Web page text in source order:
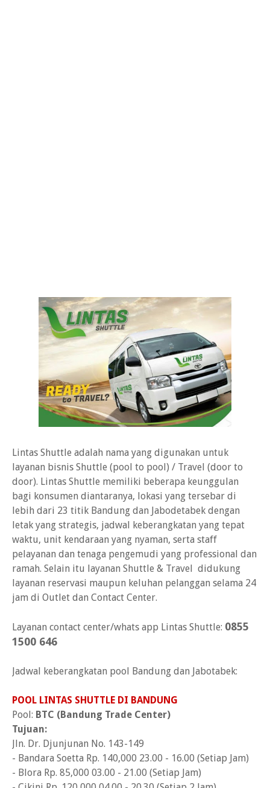
Lintas Shuttle adalah nama yang digunakan untuk
layanan bisnis Shuttle (pool to pool) / Travel (door to
door). Lintas Shuttle memiliki beberapa keunggulan
bagi konsumen diantaranya, lokasi yang tersebar di
lebih dari 23 titik Bandung dan Jabodetabek dengan
letak yang strategis, jadwal keberangkatan yang tepat
waktu, unit kendaraan yang nyaman, serta staff
pelayanan dan tenaga pengemudi yang professional dan
ramah. Selain itu layanan Shuttle & Travel didukung
layanan reservasi maupun keluhan pelanggan selama 24
jam di Outlet dan Contact Center.
Layanan contact center/whats app Lintas Shuttle: 0855
1500 646
Jadwal keberangkatan pool Bandung dan Jabotabek:
POOL LINTAS SHUTTLE DI BANDUNG
Pool: BTC (Bandung Trade Center)
Tujuan:
Jln. Dr. Djunjunan No. 143-149
- Bandara Soetta Rp. 140,000 23.00 - 16.00 (Setiap Jam)
- Blora Rp. 85,000 03.00 - 21.00 (Setiap Jam)